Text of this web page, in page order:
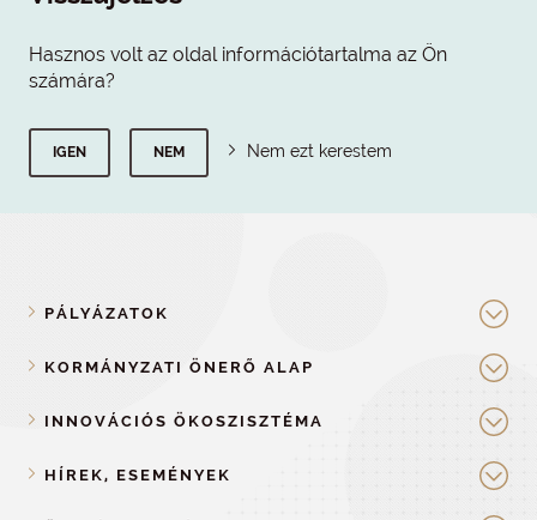
Hasznos volt az oldal információtartalma az Ön
számára?
IGEN NEM Nem ezt kerestem
PÁLYÁZATOK
KORMÁNYZATI ÖNERŐ ALAP
INNOVÁCIÓS ÖKOSZISZTÉMA
HÍREK, ESEMÉNYEK